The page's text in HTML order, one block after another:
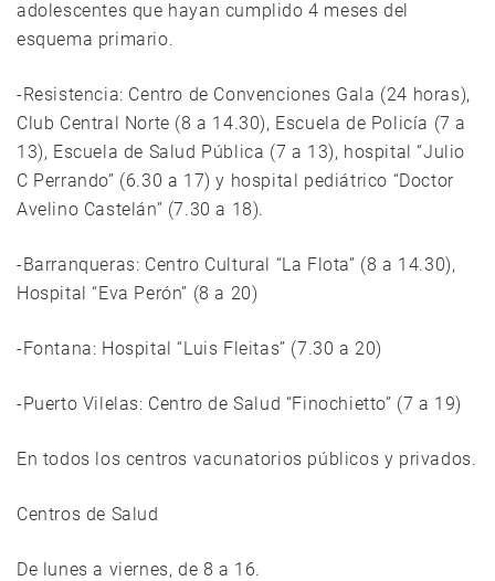
adolescentes que hayan cumplido 4 meses del
esquema primario.
-Resistencia: Centro de Convenciones Gala (24 horas),
Club Central Norte (8 a 14.30), Escuela de Policía (7 a
13), Escuela de Salud Pública (7 a 13), hospital “Julio
C Perrando” (6.30 a 17) y hospital pediátrico “Doctor
Avelino Castelán” (7.30 a 18).
-Barranqueras: Centro Cultural “La Flota” (8 a 14.30),
Hospital “Eva Perón” (8 a 20)
-Fontana: Hospital “Luis Fleitas” (7.30 a 20)
-Puerto Vilelas: Centro de Salud “Finochietto” (7 a 19)
En todos los centros vacunatorios públicos y privados.
Centros de Salud
De lunes a viernes, de 8 a 16.